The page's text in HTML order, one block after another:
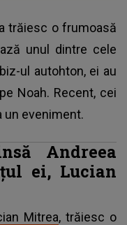
trăiesc o frumoasă
unul dintre cele
ul autohton, ei au
Noah. Recent, cei
un eveniment.
Andreea
ei, Lucian
Mitrea, trăiesc o